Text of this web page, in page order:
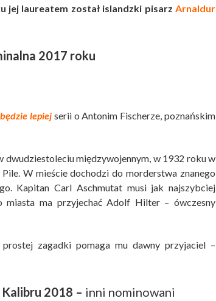
laureatem został islandzki pisarz Arnaldur
2017 roku
lepiejserii o Antonim Fischerze, poznańskim
dwudziestoleciu międzywojennym, w 1932 roku w
Pile. W mieście dochodzi do morderstwa znanego
Kapitan Carl Aschmutat musi jak najszybciej
miasta ma przyjechać Adolf Hilter – ówczesny
zagadki pomaga mu dawny przyjaciel –
2018 – inni nominowani